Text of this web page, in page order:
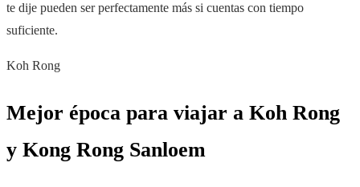
te dije pueden ser perfectamente más si cuentas con tiempo
suficiente.
Koh Rong
Mejor época para viajar a Koh Rong
y Kong Rong Sanloem